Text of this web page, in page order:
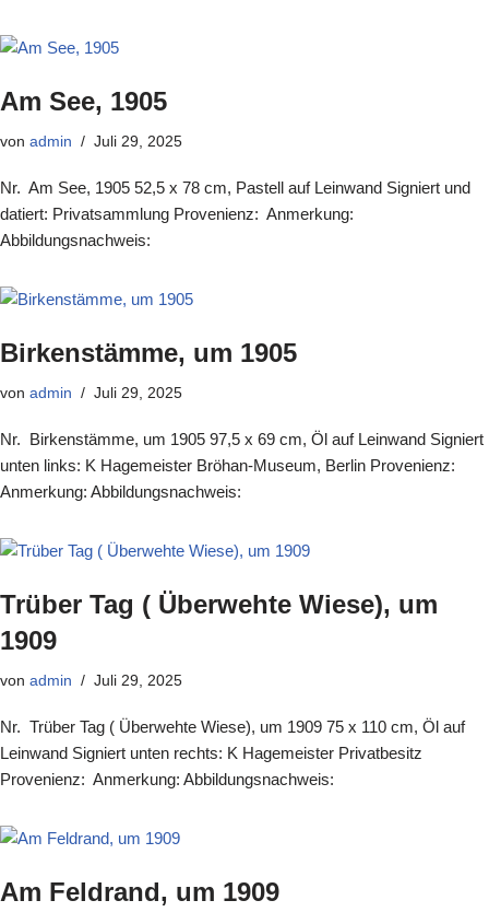
Am See, 1905
von admin Juli 29, 2025
Nr. Am See, 1905 52,5 x 78 cm, Pastell auf Leinwand Signiert und
datiert: Privatsammlung Provenienz: Anmerkung:
Abbildungsnachweis:
Birkenstämme, um 1905
von admin Juli 29, 2025
Nr. Birkenstämme, um 1905 97,5 x 69 cm, Öl auf Leinwand Signiert
unten links: K Hagemeister Bröhan-Museum, Berlin Provenienz:
Anmerkung: Abbildungsnachweis:
Trüber Tag ( Überwehte Wiese), um
1909
von admin Juli 29, 2025
Nr. Trüber Tag ( Überwehte Wiese), um 1909 75 x 110 cm, Öl auf
Leinwand Signiert unten rechts: K Hagemeister Privatbesitz
Provenienz: Anmerkung: Abbildungsnachweis:
Am Feldrand, um 1909